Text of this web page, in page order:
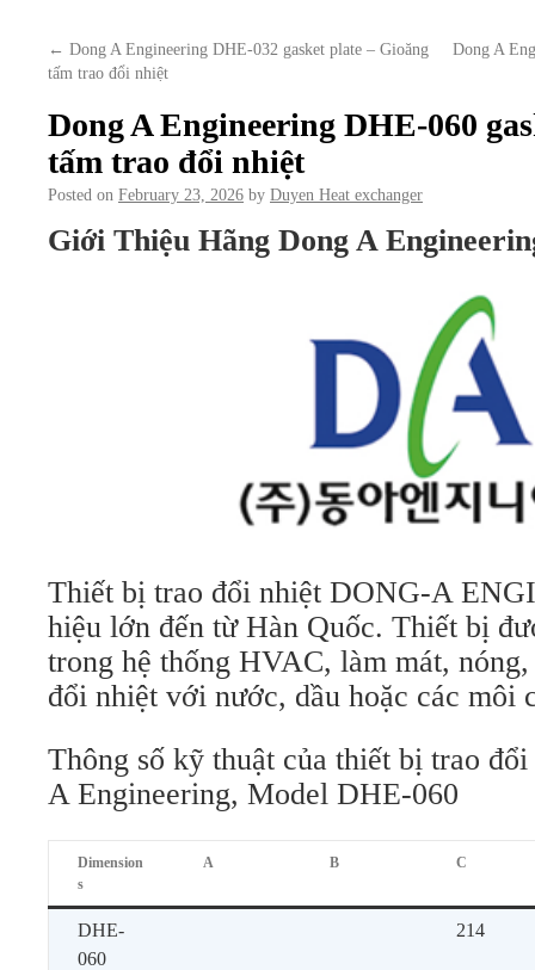
← Dong A Engineering DHE-032 gasket plate – Gioăng
tấm trao đổi nhiệt
Dong A
Dong A Engineering DHE-060
tấm trao đổi nhiệt
Posted on February 23, 2026 by Duyen Heat exchanger
Giới Thiệu Hãng Dong A
Thiết bị trao đổi nhiệt DONG-A
hiệu lớn đến từ Hàn Quốc. Thiết bị
trong hệ thống HVAC, làm mát,
đổi nhiệt với nước, dầu hoặc các môi
Thông số kỹ thuật của thiết bị trao
A Engineering, Model DHE-060
Dimension
s
A B C
DHE-
060
214